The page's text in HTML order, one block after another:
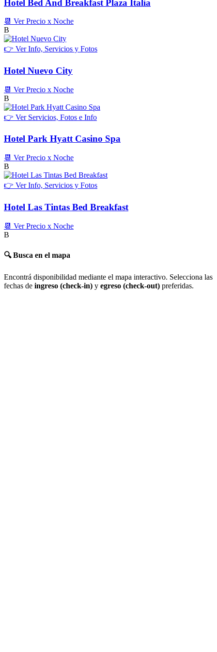
Hotel Bed And Breakfast Plaza Italia
📆 Ver Precio x Noche
B
👉 Ver Info, Servicios y Fotos
Hotel Nuevo City
📆 Ver Precio x Noche
B
👉 Ver Servicios, Fotos e Info
Hotel Park Hyatt Casino Spa
📆 Ver Precio x Noche
B
👉 Ver Info, Servicios y Fotos
Hotel Las Tintas Bed Breakfast
📆 Ver Precio x Noche
B
🔍 Busca en el mapa
Encontrá disponibilidad mediante el mapa interactivo. Selecciona las
fechas de ingreso (check-in) y egreso (check-out) preferidas.